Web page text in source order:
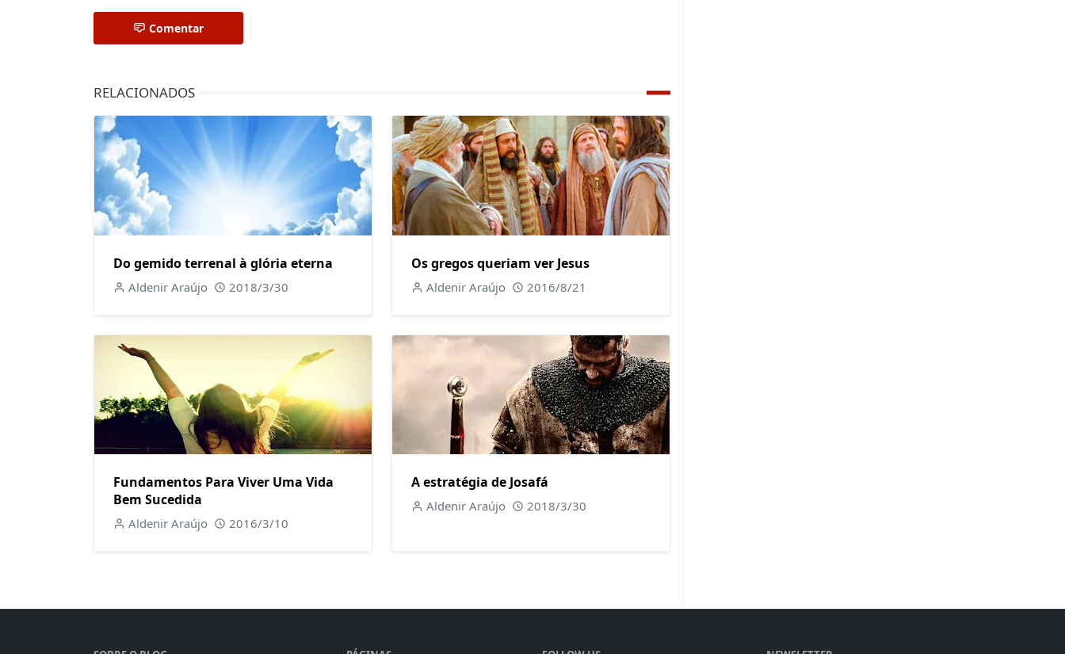
Comentar
RELACIONADOS
Do gemido terrenal à glória eterna
Aldenir Araújo 2018/3/30
Os gregos queriam ver Jesus
Aldenir Araújo 2016/8/21
Fundamentos Para Viver Uma Vida
Bem Sucedida
Aldenir Araújo 2016/3/10
A estratégia de Josafá
Aldenir Araújo 2018/3/30